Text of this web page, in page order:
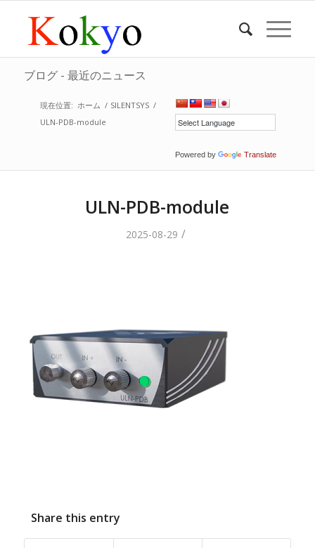
ブログ - 最近のニュース
Powered by Translate
現在位置: ホーム / SILENTSYS /
ULN-PDB-module
ULN-PDB-module
2025-08-29 /
Share this entry